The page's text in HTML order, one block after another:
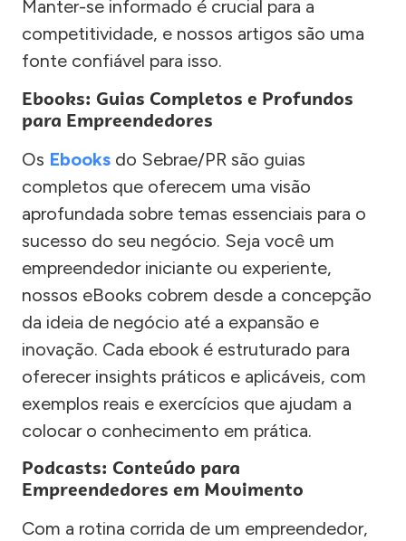
Manter-se informado é crucial para a
competitividade, e nossos artigos são uma
fonte confiável para isso.
Ebooks: Guias Completos e Profundos
para Empreendedores
Os Ebooks do Sebrae/PR são guias
completos que oferecem uma visão
aprofundada sobre temas essenciais para o
sucesso do seu negócio. Seja você um
empreendedor iniciante ou experiente,
nossos eBooks cobrem desde a concepção
da ideia de negócio até a expansão e
inovação. Cada ebook é estruturado para
oferecer insights práticos e aplicáveis, com
exemplos reais e exercícios que ajudam a
colocar o conhecimento em prática.
Podcasts: Conteúdo para
Empreendedores em Movimento
Com a rotina corrida de um empreendedor,